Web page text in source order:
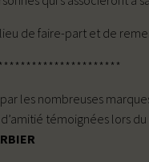
de faire-part et de
les nombreuses
témoignées lors